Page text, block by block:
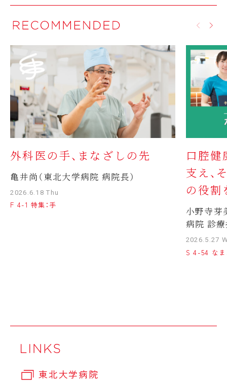
外科医の手、まなざしの先
亀井尚（東北大学病院 病院長）
2026.6.18 Thu
F 4-1 特集：手
口腔
支え、
の役割
小野寺芽
病院 診
2026.5.27
S 4-54 な
東北大学病院